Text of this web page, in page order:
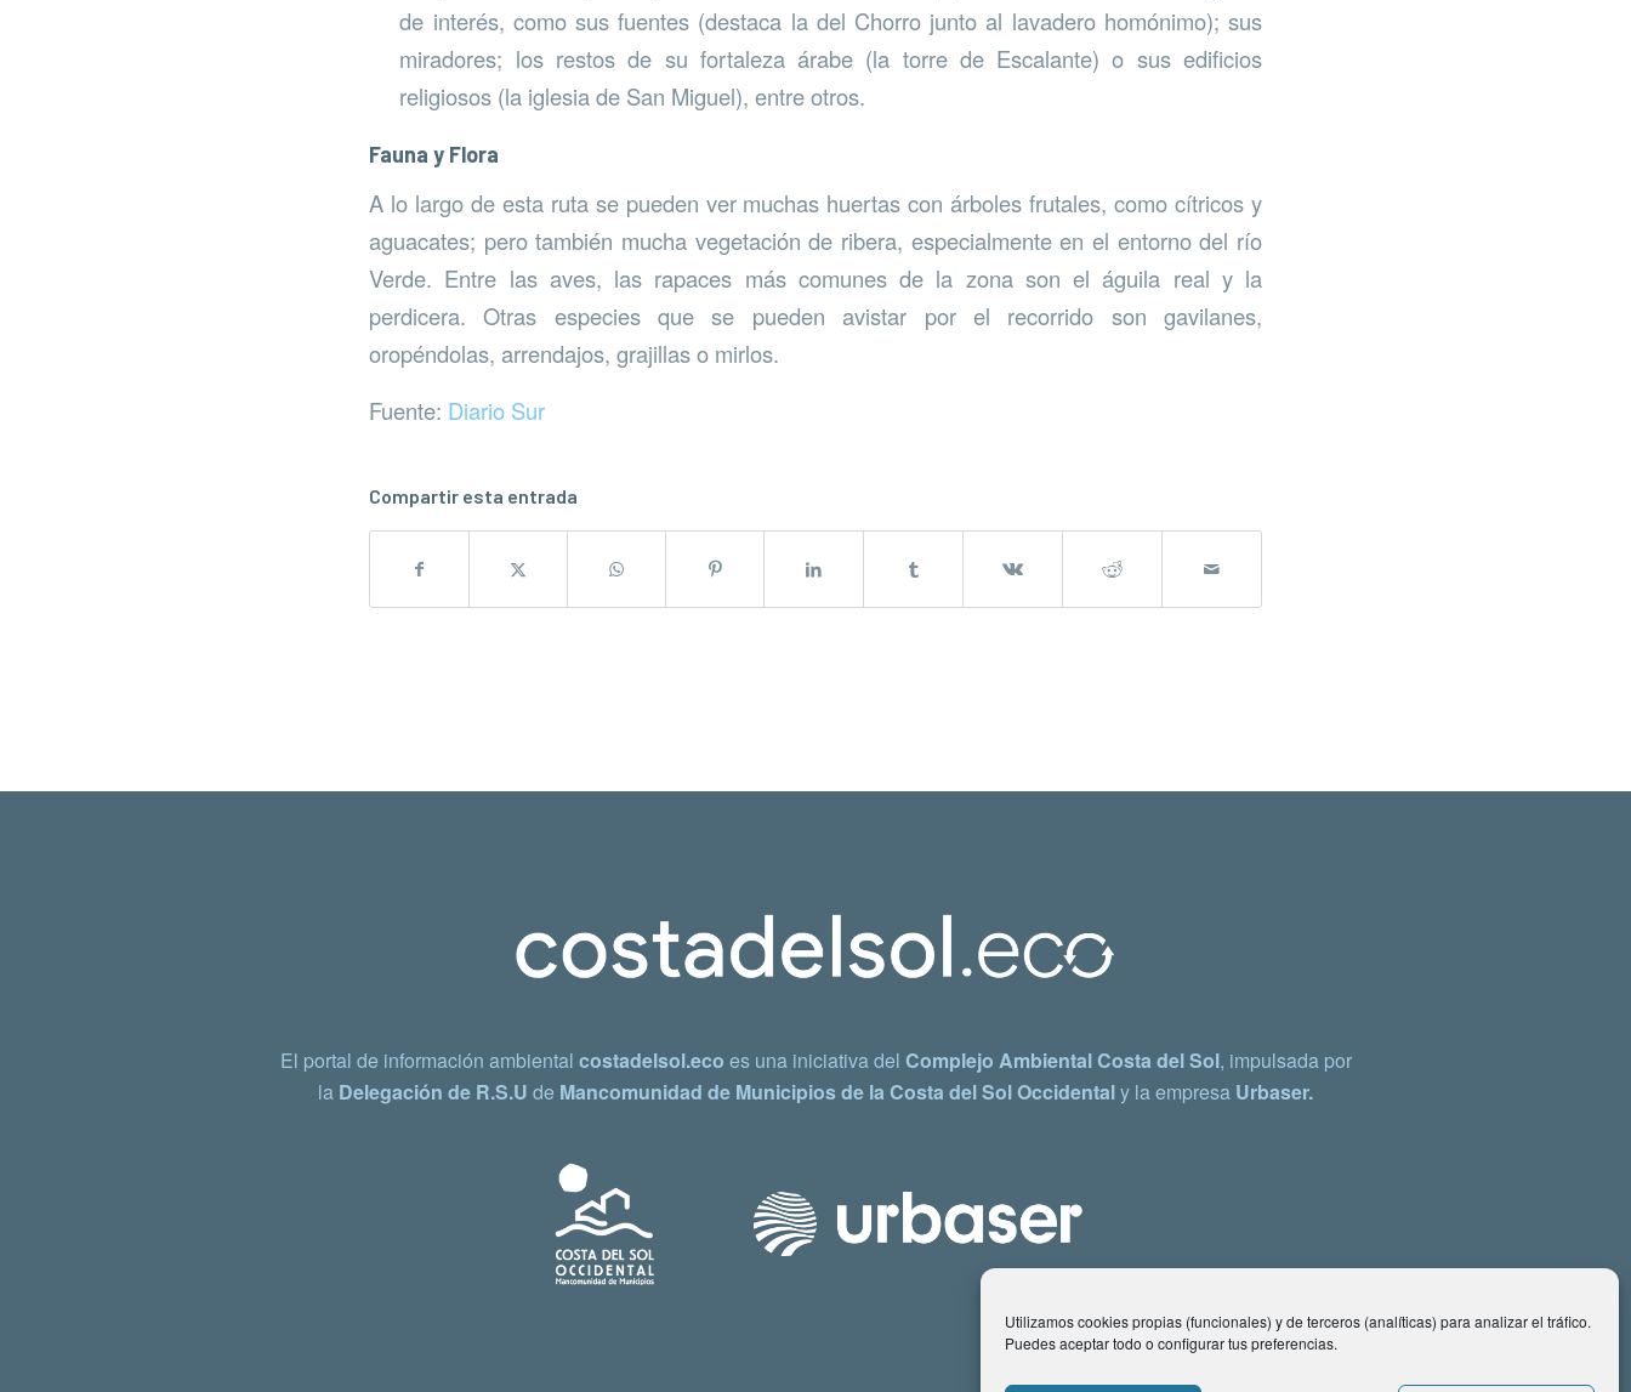
Utilizamos cookies propias (funcionales) y de terceros (analíticas) para analizar el tráfico.
Puedes aceptar todo o configurar tus preferencias.
de interés, como sus fuentes (destaca la del Chorro junto al lavadero homónimo); sus
miradores; los restos de su fortaleza árabe (la torre de Escalante) o sus edificios
religiosos (la iglesia de San Miguel), entre otros.
Fauna y Flora
A lo largo de esta ruta se pueden ver muchas huertas con árboles frutales, como cítricos y
aguacates; pero también mucha vegetación de ribera, especialmente en el entorno del río
Verde. Entre las aves, las rapaces más comunes de la zona son el águila real y la
perdicera. Otras especies que se pueden avistar por el recorrido son gavilanes,
oropéndolas, arrendajos, grajillas o mirlos.
Fuente: Diario Sur
Compartir esta entrada
El portal de información ambiental costadelsol.eco es una iniciativa del Complejo Ambiental Costa del Sol, impulsada por
la Delegación de R.S.U de Mancomunidad de Municipios de la Costa del Sol Occidentaly la empresa Urbaser.